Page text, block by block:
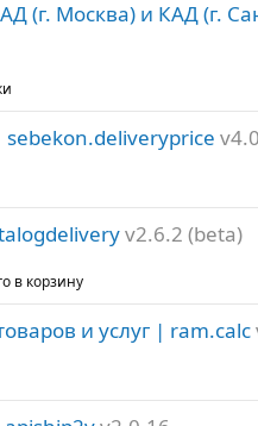
(г. Москва) и КАД (г.
sebekon.deliveryprice
v2.6.2 (beta)
в корзину
и услуг | ram.calc